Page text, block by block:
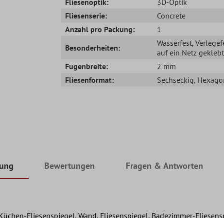
Fliesenserie:
Concrete
Anzahl pro Packung:
1
Besonderheiten:
Wasserfest,
auf ein Netz geklebt
Fugenbreite:
2 mm
Fliesenformat:
Sechseckig,
Bewertungen Fragen & Antworten
Fliesenspiegel, Wand, Fliesenspiegel, Badezimmer-